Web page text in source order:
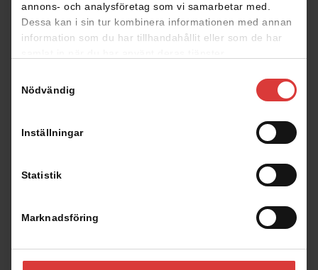
annons- och analysföretag som vi samarbetar med.
Dessa kan i sin tur kombinera informationen med annan
information som du har tillhandahållit eller som de har
Nödvändig
Inställningar
Statistik
Marknadsföring
Klicka på planritningen för att förstora den